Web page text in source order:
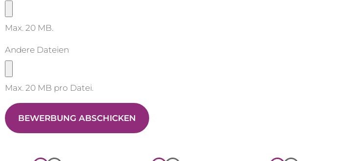
Max. 20 MB.
Andere Dateien
Max. 20 MB pro Datei.